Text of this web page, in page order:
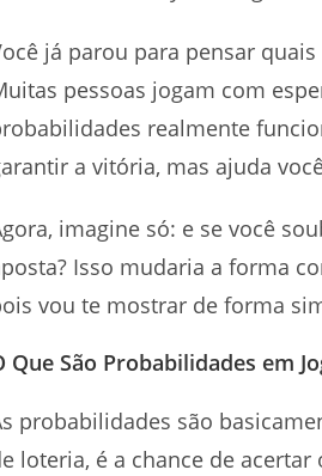
já parou para pensar
pessoas jogam com
realmente
a vitória, mas ajuda
imagine só: e se você
Isso mudaria a forma
vou te mostrar de forma
Que São Probabilidades em
probabilidades são
loteria, é a chance de